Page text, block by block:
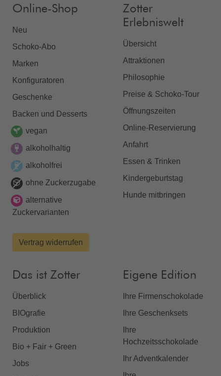
Online-Shop
Neu
Schoko-Abo
Marken
Konfiguratoren
Geschenke
Backen und Desserts
vegan
alkoholhaltig
alkoholfrei
ohne Zuckerzugabe
alternative
Zuckervarianten
Vertrag widerrufen
Zotter
Erlebniswelt
Übersicht
Attraktionen
Philosophie
Preise & Schoko-Tour
Öffnungszeiten
Online-Reservierung
Anfahrt
Essen & Trinken
Kindergeburtstag
Hunde mitbringen
Das ist Zotter
Überblick
BIOgrafie
Produktion
Bio + Fair + Green
Jobs
Eigene Edition
Ihre Firmenschokolade
Ihre Geschenksets
Ihre
Hochzeitsschokolade
Ihr Adventkalender